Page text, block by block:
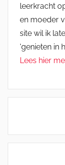
leerkracht
en moeder
site wil ik
'genieten in
Lees hier